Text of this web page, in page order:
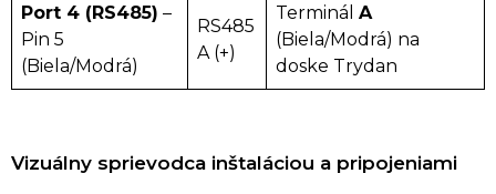
Port 4 (RS485) –
Pin 5
(Biela/Modrá)
RS485
A (+)
Terminál A
(Biela/Modrá) na
doske Trydan
Vizuálny sprievodca inštaláciou a pripojeniami